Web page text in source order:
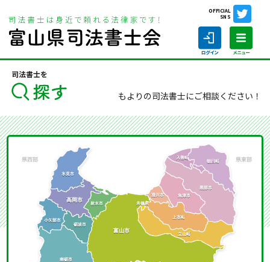
OFFICIAL
SNS
司法書士を探す
もよりの司法書士にご相談ください！
ホーム
司法書士の仕事
司法書士を探す
司法書士に相談する